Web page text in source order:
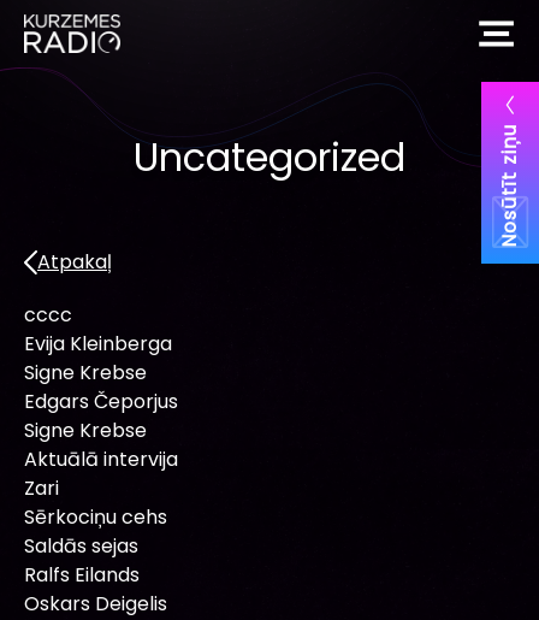
Nosūtīt ziņu
Uncategorized
Atpakaļ
cccc
Evija Kleinberga
Signe Krebse
Edgars Čeporjus
Signe Krebse
Aktuālā intervija
Zari
Sērkociņu cehs
Saldās sejas
Ralfs Eilands
Oskars Deigelis